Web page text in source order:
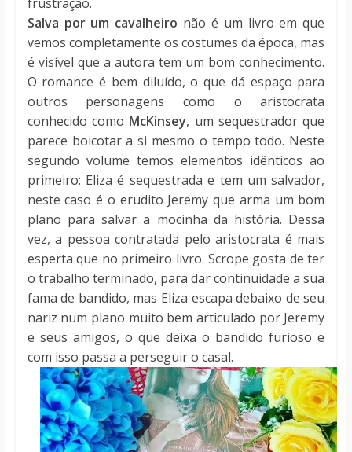
Salva por um cavalheiro não é um livro em que
vemos completamente os costumes da época, mas
é visível que a autora tem um bom conhecimento.
O romance é bem diluído, o que dá espaço para
outros personagens como o aristocrata
conhecido como McKinsey, um sequestrador que
parece boicotar a si mesmo o tempo todo. Neste
segundo volume temos elementos idênticos ao
primeiro: Eliza é sequestrada e tem um salvador,
neste caso é o erudito Jeremy que arma um bom
plano para salvar a mocinha da história. Dessa
vez, a pessoa contratada pelo aristocrata é mais
esperta que no primeiro livro. Scrope gosta de ter
o trabalho terminado, para dar continuidade a sua
fama de bandido, mas Eliza escapa debaixo de seu
nariz num plano muito bem articulado por Jeremy
e seus amigos, o que deixa o bandido furioso e
com isso passa a perseguir o casal.